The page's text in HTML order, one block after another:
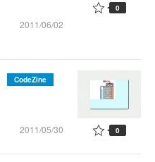
2011/06/02
0
CodeZine
2011/05/30 0